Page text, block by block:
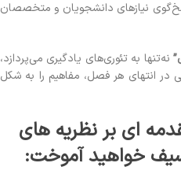
نیازهای دانشجویان و متخصصان
نه‌تنها به تئوری‌های یادگیری می‌پردازد،
در انتهای هر فصل، مفاهیم را به شکل
ای بر نظریه های
سیف خواهید آموخت: